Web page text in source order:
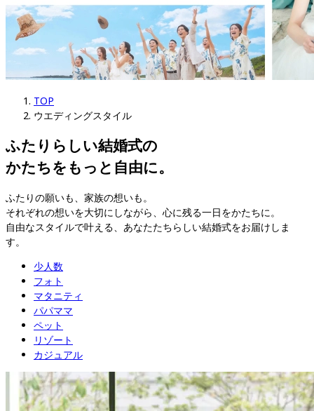
TOP
ウエディングスタイル
ふたりらしい結婚式の
かたちをもっと自由に。
ふたりの願いも、家族の想いも。
それぞれの想いを大切にしながら、心に残る一日をかたちに。
自由なスタイルで叶える、あなたたちらしい結婚式をお届けしま
す。
少人数
フォト
マタニティ
パパママ
ペット
リゾート
カジュアル